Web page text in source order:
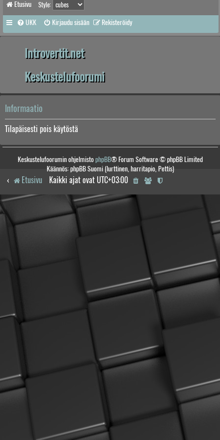
Etusivu Style:
UKK Kirjaudu sisään Rekisteröidy
Introvertit.net
Keskustelufoorumi
Informaatio
Tilapäisesti pois käytöstä
Keskustelufoorumin ohjelmistophpBB® Forum Software © phpBB Limited
Käännös: phpBB Suomi (lurttinen, harritapio, Pettis)
Etusivu Kaikki ajat ovat UTC+03:00